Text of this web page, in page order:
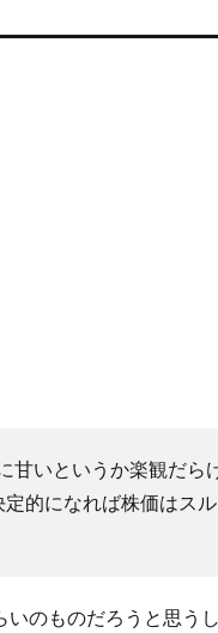
甘いというか楽観だら
的になれば株価はス
のものだろうと思う